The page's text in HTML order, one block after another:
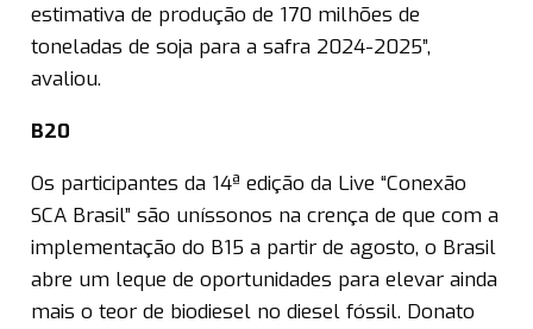
estimativa de produção de 170 milhões de
toneladas de soja para a safra 2024-2025”,
avaliou.
B20
Os participantes da 14ª edição da Live “Conexão
SCA Brasil” são uníssonos na crença de que com a
implementação do B15 a partir de agosto, o Brasil
abre um leque de oportunidades para elevar ainda
mais o teor de biodiesel no diesel fóssil. Donato